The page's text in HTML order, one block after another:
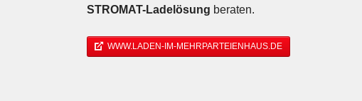
STROMAT-Ladelösung beraten.
WWW.LADEN-IM-MEHRPARTEIENHAUS.DE